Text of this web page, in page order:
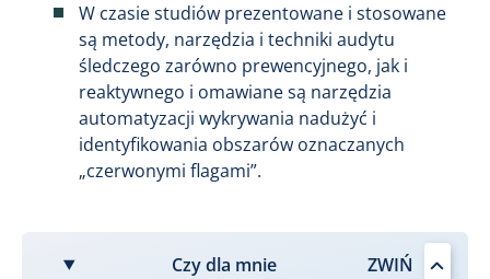
W czasie studiów prezentowane i stosowane
są metody, narzędzia i techniki audytu
śledczego zarówno prewencyjnego, jak i
reaktywnego i omawiane są narzędzia
automatyzacji wykrywania nadużyć i
identyfikowania obszarów oznaczanych
„czerwonymi flagami”.
Czy dla mnie